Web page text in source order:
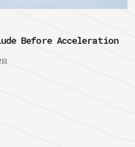
Before Acceleration